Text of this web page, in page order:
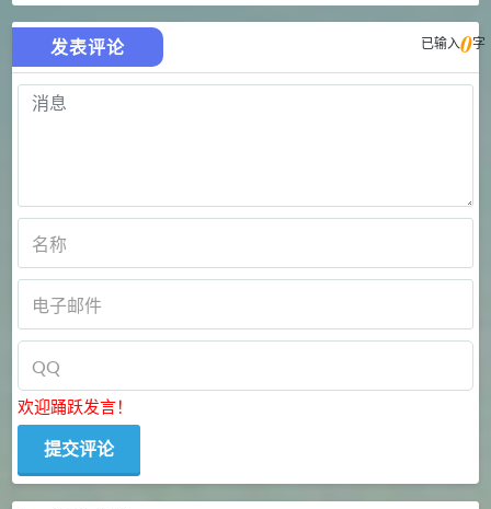
发表评论 已输入0字
欢迎踊跃发言！